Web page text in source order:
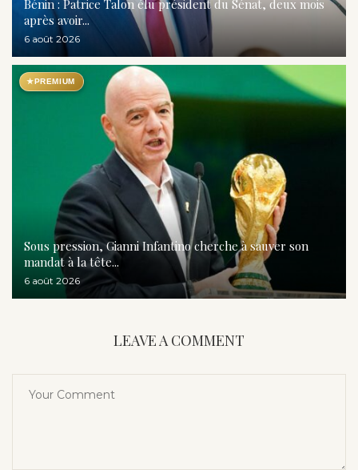
Bénin : Patrice Talon élu président du Sénat, deux mois
après avoir...
6 août 2026
★PREMIUM
Sous pression, Gianni Infantino cherche à sauver son
mandat à la tête...
6 août 2026
LEAVE A COMMENT